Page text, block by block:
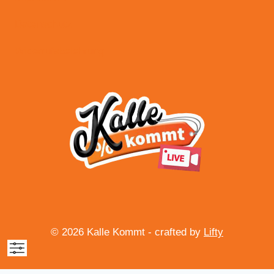
© 2026 Kalle Kommt - crafted by Lifty